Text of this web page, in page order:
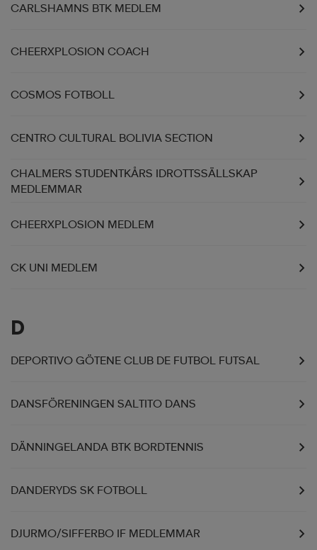
CARLSHAMNS BTK MEDLEM
CHEERXPLOSION COACH
COSMOS FOTBOLL
CENTRO CULTURAL BOLIVIA SECTION
CHALMERS STUDENTKÅRS IDROTTSSÄLLSKAP
MEDLEMMAR
CHEERXPLOSION MEDLEM
CK UNI MEDLEM
D
DEPORTIVO GÖTENE CLUB DE FUTBOL FUTSAL
DANSFÖRENINGEN SALTITO DANS
DÄNNINGELANDA BTK BORDTENNIS
DANDERYDS SK FOTBOLL
DJURMO/SIFFERBO IF MEDLEMMAR